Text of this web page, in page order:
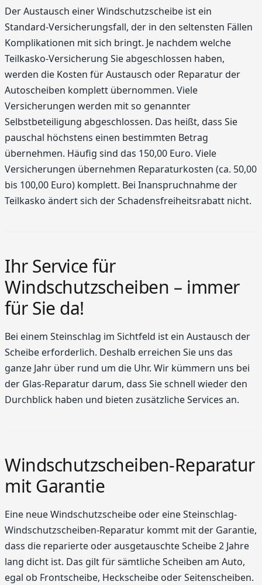
Der Austausch einer Windschutzscheibe ist ein
Standard-Versicherungsfall, der in den seltensten Fällen
Komplikationen mit sich bringt. Je nachdem welche
Teilkasko-Versicherung Sie abgeschlossen haben,
werden die Kosten für Austausch oder Reparatur der
Autoscheiben komplett übernommen. Viele
Versicherungen werden mit so genannter
Selbstbeteiligung abgeschlossen. Das heißt, dass Sie
pauschal höchstens einen bestimmten Betrag
übernehmen. Häufig sind das 150,00 Euro. Viele
Versicherungen übernehmen Reparaturkosten (ca. 50,00
bis 100,00 Euro) komplett. Bei Inanspruchnahme der
Teilkasko ändert sich der Schadensfreiheitsrabatt nicht.
Ihr Service für
Windschutzscheiben – immer
für Sie da!
Bei einem Steinschlag im Sichtfeld ist ein Austausch der
Scheibe erforderlich. Deshalb erreichen Sie uns das
ganze Jahr über rund um die Uhr. Wir kümmern uns bei
der Glas-Reparatur darum, dass Sie schnell wieder den
Durchblick haben und bieten zusätzliche Services an.
Windschutzscheiben-Reparatur
mit Garantie
Eine neue Windschutzscheibe oder eine Steinschlag-
Windschutzscheiben-Reparatur kommt mit der Garantie,
dass die reparierte oder ausgetauschte Scheibe 2 Jahre
lang dicht ist. Das gilt für sämtliche Scheiben am Auto,
egal ob Frontscheibe, Heckscheibe oder Seitenscheiben.